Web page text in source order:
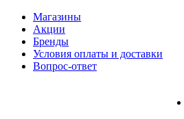
Магазины
Акции
Бренды
Условия оплаты и доставки
Вопрос-ответ